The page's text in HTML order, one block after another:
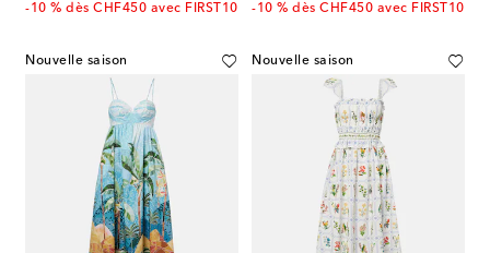
-10 % dès CHF450 avec FIRST10
-10 % dès CHF450 avec FIRST10
Nouvelle saison Nouvelle saison